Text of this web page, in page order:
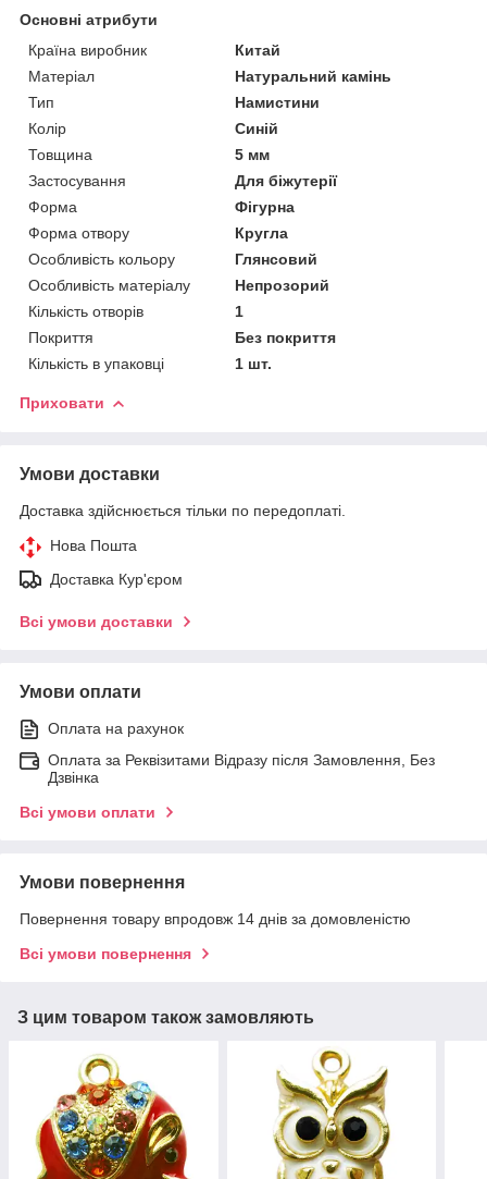
Основні атрибути
Країна виробник
Китай
Матеріал
Натуральний камінь
Тип
Намистини
Колір
Синій
Товщина
5 мм
Застосування
Для біжутерії
Форма
Фігурна
Форма отвору
Кругла
Особливість кольору
Глянсовий
Особливість матеріалу
Непрозорий
Кількість отворів
1
Покриття
Без покриття
Кількість в упаковці
1 шт.
Приховати
Умови доставки
Доставка здійснюється тільки по передоплаті.
Нова Пошта
Доставка Кур'єром
Всі умови доставки
Умови оплати
Оплата на рахунок
Оплата за Реквізитами Відразу після Замовлення, Без
Дзвінка
Всі умови оплати
Умови повернення
Повернення товару впродовж 14 днів за домовленістю
Всі умови повернення
З цим товаром також замовляють